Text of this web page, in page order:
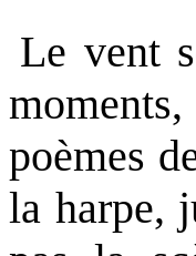
Le vent
poèmes
la harpe,